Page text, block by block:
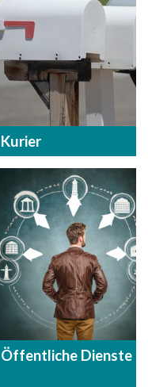
Kurier
Öffentliche Dienste